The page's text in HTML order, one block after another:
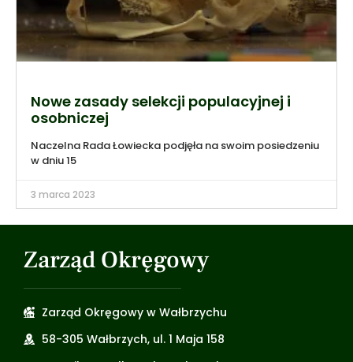
Nowe zasady selekcji populacyjnej i
osobniczej
Naczelna Rada Łowiecka podjęła na swoim posiedzeniu
w dniu 15
3 marca 2023
Zarząd Okręgowy
Zarząd Okręgowy w Wałbrzychu
58-305 Wałbrzych, ul. 1 Maja 158